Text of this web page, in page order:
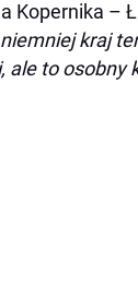
Kopernika –
kraj
ale to osobny